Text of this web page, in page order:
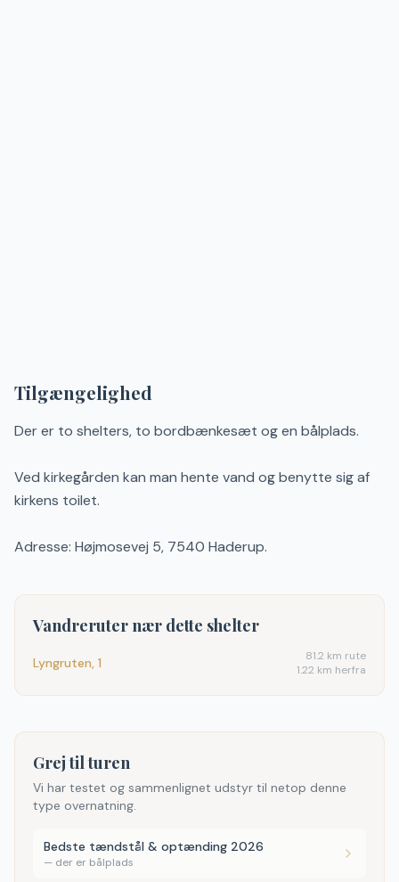
Tilgængelighed
Der er to shelters, to bordbænkesæt og en bålplads.
Ved kirkegården kan man hente vand og benytte sig af
kirkens toilet.
Adresse: Højmosevej 5, 7540 Haderup.
Vandreruter nær dette shelter
Lyngruten, 1 81.2 km rute
1.22 km herfra
Grej til turen
Vi har testet og sammenlignet udstyr til netop denne
type overnatning.
Bedste tændstål & optænding 2026
— der er bålplads